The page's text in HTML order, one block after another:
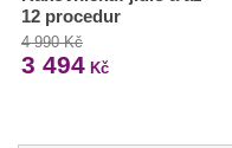
12 procedur
4 990 Kč
3 494 Kč